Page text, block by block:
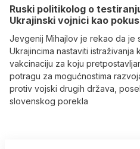
Ruski politikolog o
Ukrajinski vojnici kao
Jevgenij Mihajlov je rekao da je
Ukrajincima nastaviti istraživanja
vakcinaciju za koju
potragu za mogućnostima
protiv vojski drugih država,
slovenskog porekla